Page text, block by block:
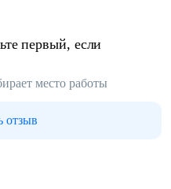
первый, если
место работы
отзыв